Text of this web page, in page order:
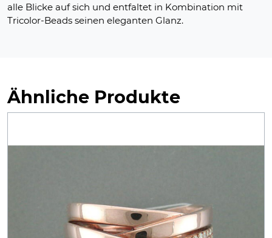
alle Blicke auf sich und entfaltet in Kombination mit
Tricolor-Beads seinen eleganten Glanz.
Ähnliche Produkte